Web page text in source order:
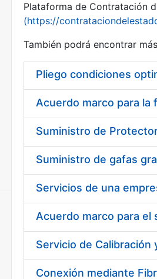
Erakutsi/Ezkutatu
Erakutsi/Ezkutatu
Erakutsi/Ezkutatu
Erakutsi/Ezkutatu
Plataforma de Contratación
(https://
También podrá encontrar
Pliego condiciones
Acuerdo marco para la
Acuerdo marco para